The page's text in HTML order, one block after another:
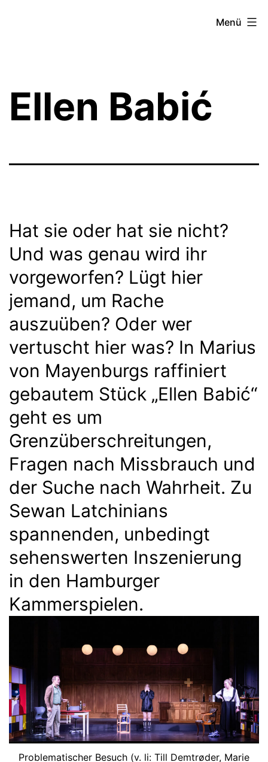
Menü
Ellen Babić
Hat sie oder hat sie nicht?
Und was genau wird ihr
vorgeworfen? Lügt hier
jemand, um Rache
auszuüben? Oder wer
vertuscht hier was? In Marius
von Mayenburgs raffiniert
gebautem Stück „Ellen Babić“
geht es um
Grenzüberschreitungen,
Fragen nach Missbrauch und
der Suche nach Wahrheit. Zu
Sewan Latchinians
spannenden, unbedingt
sehenswerten Inszenierung
in den Hamburger
Kammerspielen.
Problematischer Besuch (v. li: Till Demtrøder, Marie